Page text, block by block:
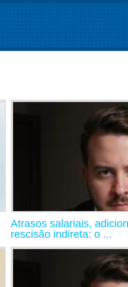
Atrasos salariais,
rescisão indireta: o ...